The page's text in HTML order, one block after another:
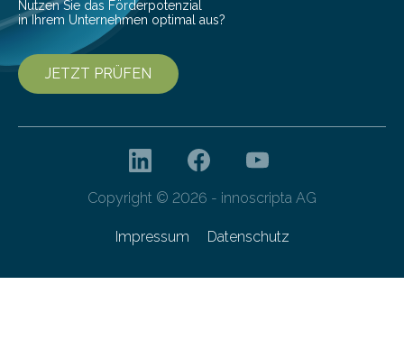
Nutzen Sie das Förderpotenzial
in Ihrem Unternehmen optimal aus?
JETZT PRÜFEN
Copyright © 2026 - innoscripta AG
Impressum Datenschutz